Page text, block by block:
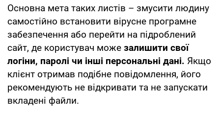
Основна мета таких листів – змусити людину
самостійно встановити вірусне програмне
забезпечення або перейти на підроблений
сайт, де користувач може залишити свої
логіни, паролі чи інші персональні дані. Якщо
клієнт отримав подібне повідомлення, його
рекомендують не відкривати та не запускати
вкладені файли.